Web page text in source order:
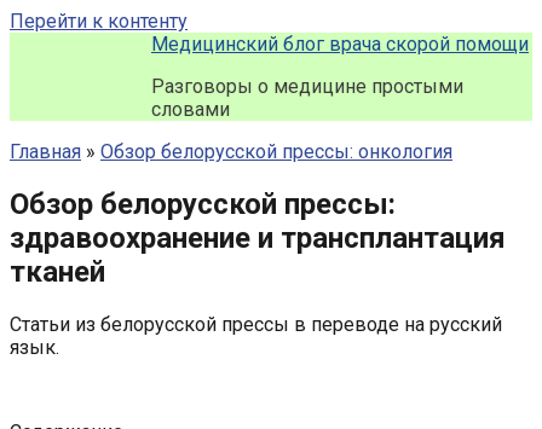
Перейти к контенту
Медицинский блог врача скорой помощи
Разговоры о медицине простыми
словами
Главная » Обзор белорусской прессы: онкология
Обзор белорусской прессы:
здравоохранение и транcплантация
тканей
Статьи из белорусской прессы в переводе на русский
язык.